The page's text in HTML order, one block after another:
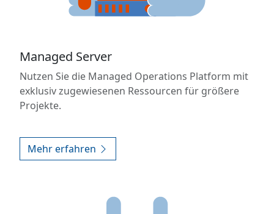
Managed Server
Nutzen Sie die Managed Operations Platform mit
exklusiv zugewiesenen Ressourcen für größere
Projekte.
Mehr erfahren